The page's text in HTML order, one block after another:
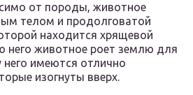
от породы, животное
телом и продолговатой
находится хрящевой
него животное роет землю для
него имеются отлично
изогнуты вверх.